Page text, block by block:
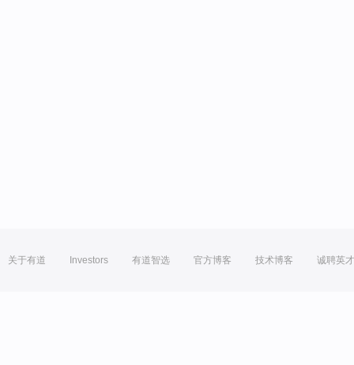
关于有道 Investors 有道智选 官方博客 技术博客 诚聘英才